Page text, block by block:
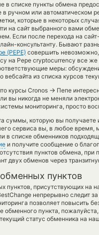
в списке пункты обмена
в ручном или автоматическом
которые в некоторых
на сайт выбранного вами
Если после перехода на
консультанту. Бывают
(PEPE) совершить
на Pepe cryptocurrency все
меры:
вебсайта из списка курсов
курсы Cronos → Пепе
вы никогда не меняли
мониторинга, просто
суммы, которую вы получаете
сервиса вы, в любое время,
в списке обменников
и получите сообщение о
пунктов обмена,
двух обменов через
пунктов
пунктов, присутствующих на
непрерывно следит
позволяет повысить
обменного пункта,
статус обменника на